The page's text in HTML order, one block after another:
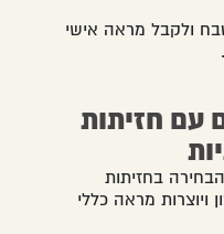
ולקבל מראה אישי
עם חזיתות
בחזיתות
ויוצרות מראה כללי